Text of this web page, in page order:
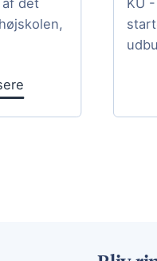
det
KU